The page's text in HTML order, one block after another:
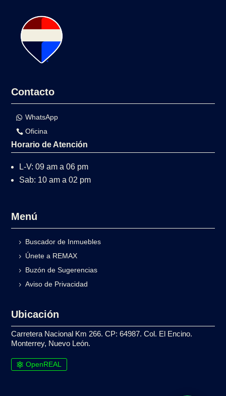
Contacto
WhatsApp
Oficina
Horario de Atención
L-V: 09 am a 06 pm
Sab: 10 am a 02 pm
Menú
Buscador de Inmuebles
Únete a REMAX
Buzón de Sugerencias
Aviso de Privacidad
Ubicación
Carretera Nacional Km 266. CP: 64987. Col. El Encino.
Monterrey, Nuevo León.
OpenREAL